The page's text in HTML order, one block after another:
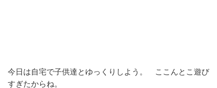
今日は自宅で子供達とゆっくりしよう。 ここんとこ遊び
すぎたからね。